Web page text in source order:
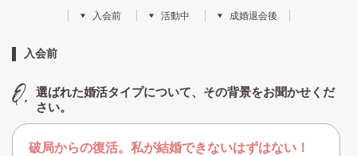
入会前 活動中 成婚退会後
入会前
選ばれた婚活タイプについて、その背景をお聞かせくだ
さい。
破局からの復活。私が結婚できないはずはない！